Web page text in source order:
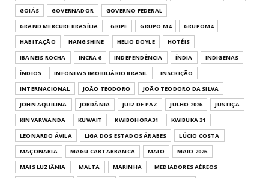
GOIÁS
GOVERNADOR
GOVERNO FEDERAL
GRAND MERCURE BRASÍLIA
GRIPE GRUPO M4
GRUPOM4
HABITAÇÃO
HANGSHINE HELIO DOYLE
HOTÉIS
IBANEIS ROCHA
INCRA 6 INDEPENDÊNCIA ÍNDIA
INDIGENAS
ÍNDIOS
INFONEWS IMOBILIÁRIO BRASIL
INSCRIÇÃO
INTERNACIONAL
JOÃO TEODORO
JOÃO TEODORO DA SILVA
JOHN AQUILINA
JORDÂNIA JUIZ DE PAZ JULHO 2026
JUSTIÇA
KINYARWANDA
KUWAIT KWIBOHORA31
KWIBUKA 31
LEONARDO ÁVILA
LIGA DOS ESTADOS ÁRABES
LÚCIO COSTA
MAÇONARIA
MAGU CARTABRANCA MAIO
MAIO 2026
MAIS LUZIÂNIA
MALTA MARINHA
MEDIADORES AÉREOS